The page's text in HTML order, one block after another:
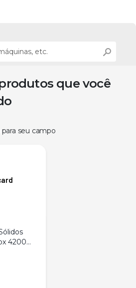
que você
seu campo
4200